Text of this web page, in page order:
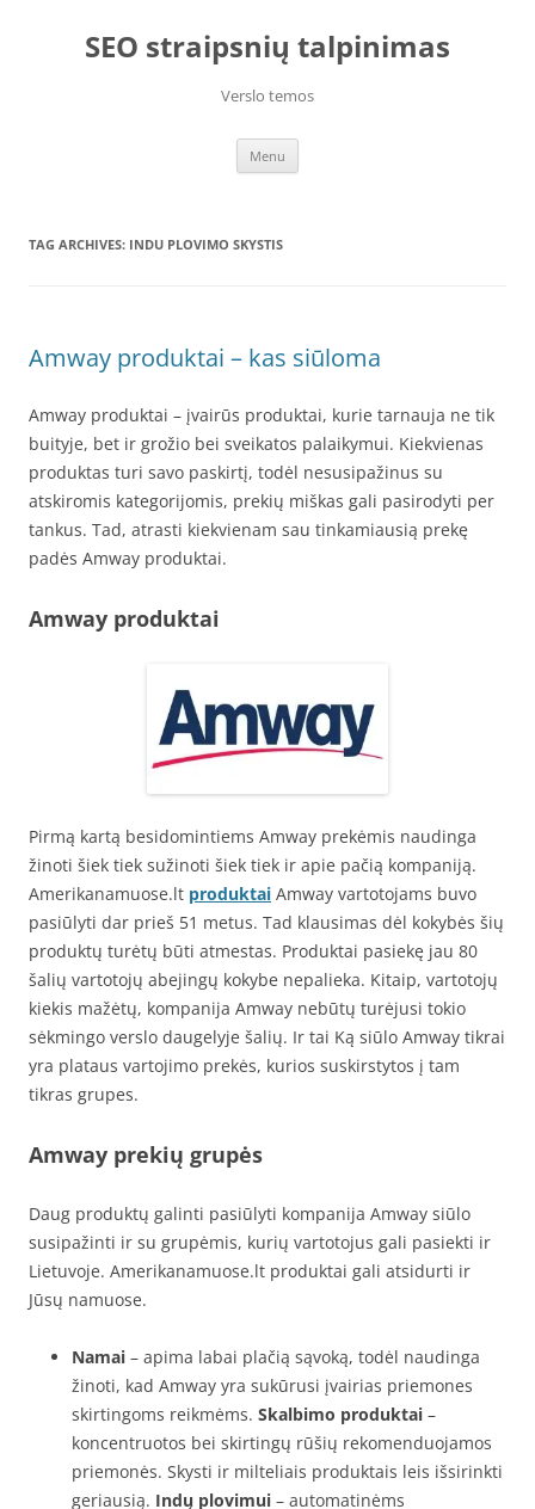
contentSEO straipsnių talpinimas
Verslo temos
Menu
TAG ARCHIVES: INDU PLOVIMO SKYSTIS
Amway produktai – kas siūloma
Amway produktai – įvairūs produktai, kurie tarnauja ne tik
buityje, bet ir grožio bei sveikatos palaikymui. Kiekvienas
produktas turi savo paskirtį, todėl nesusipažinus su
atskiromis kategorijomis, prekių miškas gali pasirodyti per
tankus. Tad, atrasti kiekvienam sau tinkamiausią prekę
padės Amway produktai.
Amway produktai
Pirmą kartą besidomintiems Amway prekėmis naudinga
žinoti šiek tiek sužinoti šiek tiek ir apie pačią kompaniją.
Amerikanamuose.lt produktai Amway vartotojams buvo
pasiūlyti dar prieš 51 metus. Tad klausimas dėl kokybės šių
produktų turėtų būti atmestas. Produktai pasiekę jau 80
šalių vartotojų abejingų kokybe nepalieka. Kitaip, vartotojų
kiekis mažėtų, kompanija Amway nebūtų turėjusi tokio
sėkmingo verslo daugelyje šalių. Ir tai Ką siūlo Amway tikrai
yra plataus vartojimo prekės, kurios suskirstytos į tam
tikras grupes.
Amway prekių grupės
Daug produktų galinti pasiūlyti kompanija Amway siūlo
susipažinti ir su grupėmis, kurių vartotojus gali pasiekti ir
Lietuvoje. Amerikanamuose.lt produktai gali atsidurti ir
Jūsų namuose.
Namai – apima labai plačią sąvoką, todėl naudinga
žinoti, kad Amway yra sukūrusi įvairias priemones
skirtingoms reikmėms. Skalbimo produktai –
koncentruotos bei skirtingų rūšių rekomenduojamos
priemonės. Skysti ir milteliais produktais leis išsirinkti
geriausią. Indų plovimui – automatinėms